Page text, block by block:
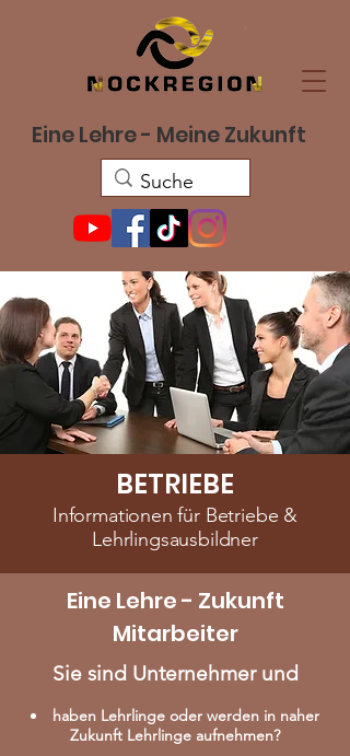
Eine Lehre - Meine Zukunft
BETRIEBE
Informationen für Betriebe &
Lehrlingsausbildner
Eine Lehre - Zukunft
Mitarbeiter
Sie sind Unternehmer und
haben Lehrlinge oder werden in naher
Zukunft Lehrlinge aufnehmen?